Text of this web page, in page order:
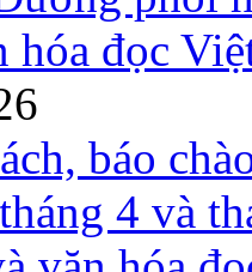
hóa đọc
báo
4 và